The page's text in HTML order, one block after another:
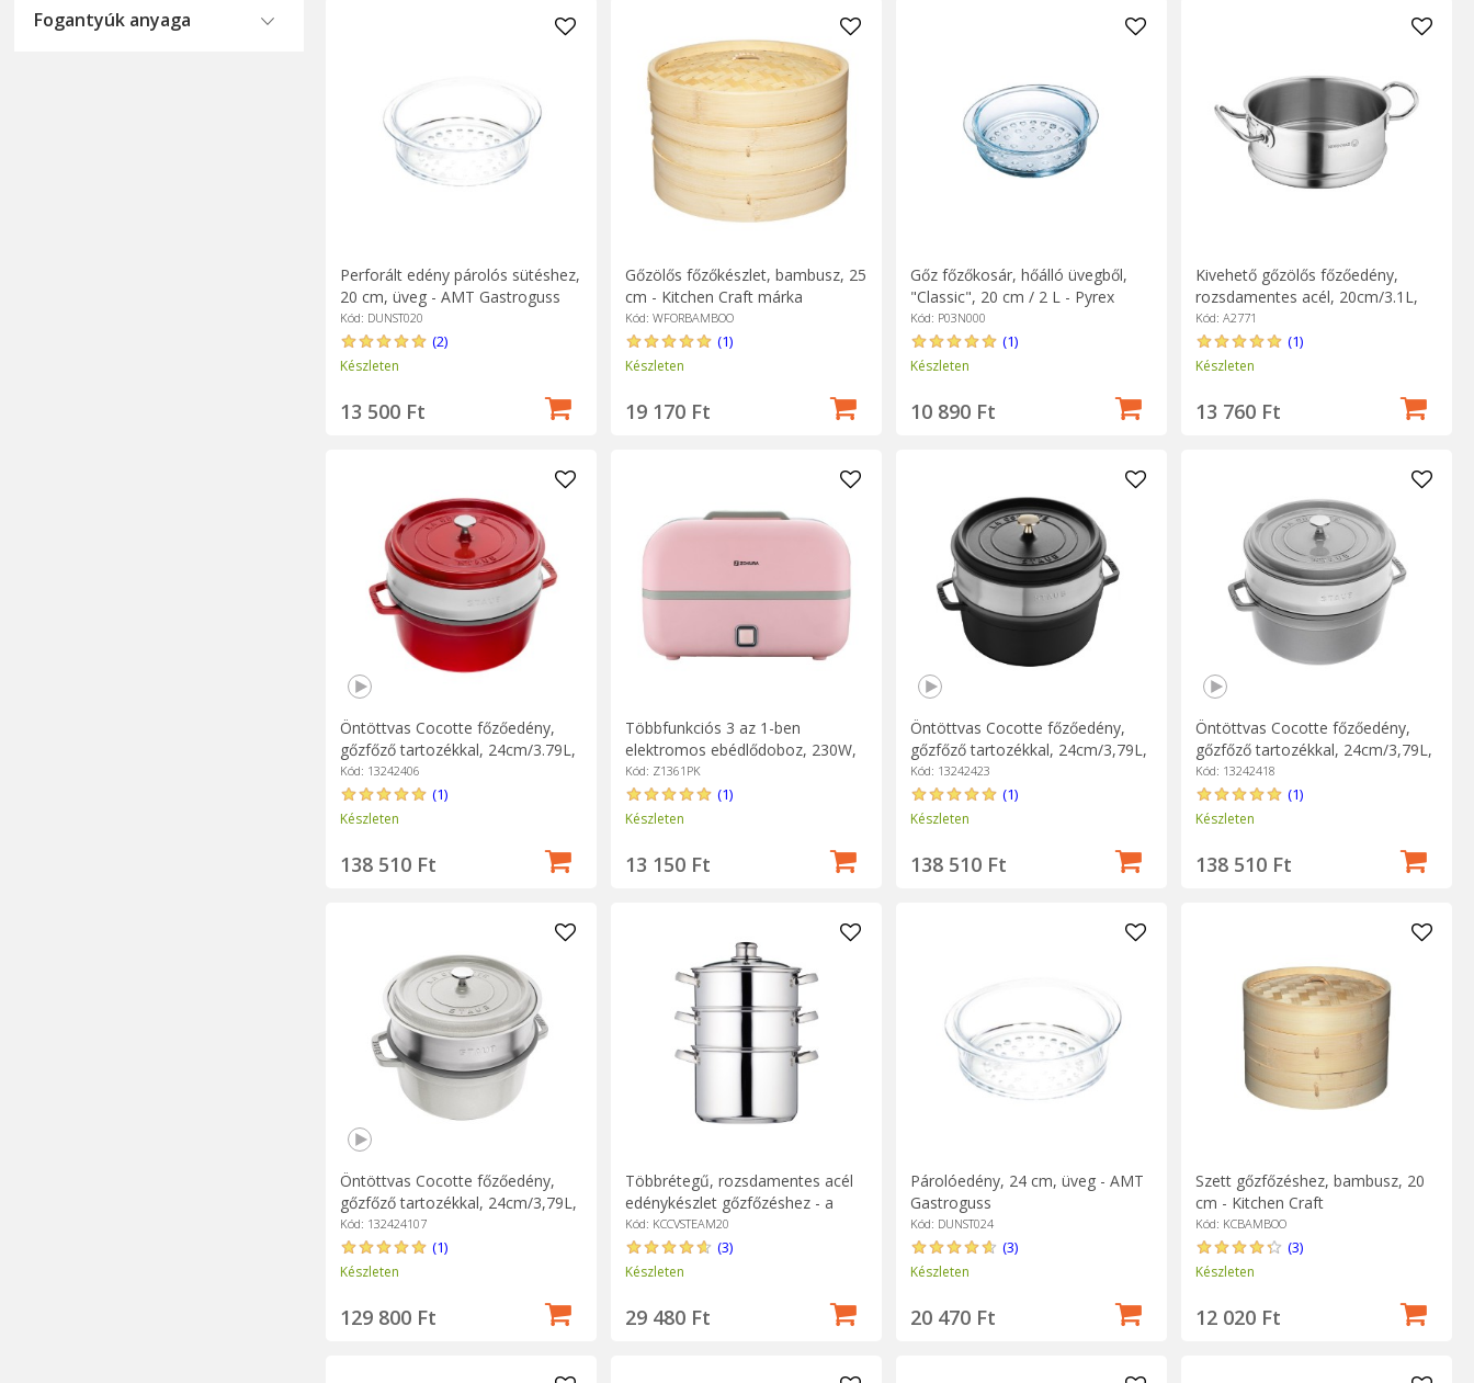
Fogantyúk anyaga
Perforált edény párolós sütéshez,
20 cm, üveg - AMT Gastroguss
Kód: DUNST020
(2)
Készleten
13 500 Ft
Gőzölős főzőkészlet, bambusz, 25
cm - Kitchen Craft márka
Kód: WFORBAMBOO
(1)
Készleten
19 170 Ft
Gőz főzőkosár, hőálló üvegből,
"Classic", 20 cm / 2 L - Pyrex
Kód: P03N000
(1)
Készleten
10 890 Ft
Kivehető gőzölős főzőedény,
rozsdamentes acél, 20cm/3.1L,
"Proline" - Korkmaz
Kód: A2771
(1)
Készleten
13 760 Ft
Öntöttvas Cocotte főzőedény,
gőzfőző tartozékkal, 24cm/3.79L,
Cherry - Staub
Kód: 13242406
(1)
Készleten
138 510 Ft
Többfunkciós 3 az 1-ben
elektromos ebédlődoboz, 230W,
Pink - Zokura
Kód: Z1361PK
(1)
Készleten
13 150 Ft
Öntöttvas Cocotte főzőedény,
gőzfőző tartozékkal, 24cm/3,79L,
Black - Staub
Kód: 13242423
(1)
Készleten
138 510 Ft
Öntöttvas Cocotte főzőedény,
gőzfőző tartozékkal, 24cm/3,79L,
Graphite Grey - Staub
Kód: 13242418
(1)
Készleten
138 510 Ft
Öntöttvas Cocotte főzőedény,
gőzfőző tartozékkal, 24cm/3,79L,
White Truffle - Staub
Kód: 132424107
(1)
Készleten
129 800 Ft
Többrétegű, rozsdamentes acél
edénykészlet gőzfőzéshez - a
Kitchen Crafttól
Kód: KCCVSTEAM20
(3)
Készleten
29 480 Ft
Párolóedény, 24 cm, üveg - AMT
Gastroguss
Kód: DUNST024
(3)
Készleten
20 470 Ft
Szett gőzfőzéshez, bambusz, 20
cm - Kitchen Craft
Kód: KCBAMBOO
(3)
Készleten
12 020 Ft